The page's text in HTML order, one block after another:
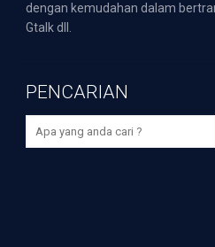
dengan kemudahan dalam
Gtalk dll.
PENCARIAN